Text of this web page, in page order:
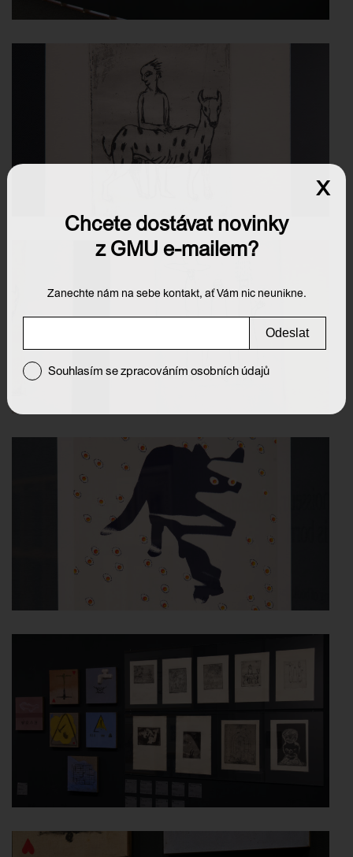
Chcete dostávat novinky
z GMU e-mailem?
Zanechte nám na sebe kontakt, ať Vám nic neunikne.
Odeslat
Souhlasím se zpracováním osobních údajů
x